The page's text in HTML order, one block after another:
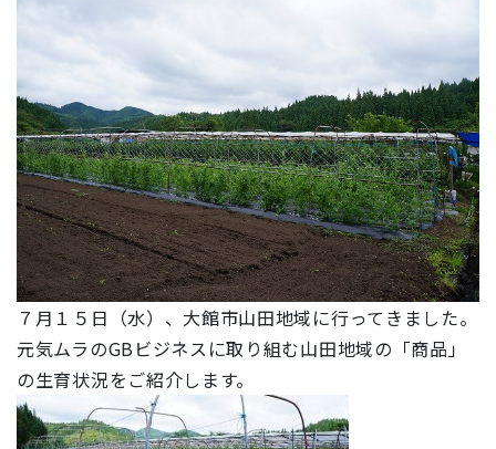
７月１５日（水）、大館市山田地域に行ってきました。
元気ムラのGBビジネスに取り組む山田地域の「商品」
の生育状況をご紹介します。